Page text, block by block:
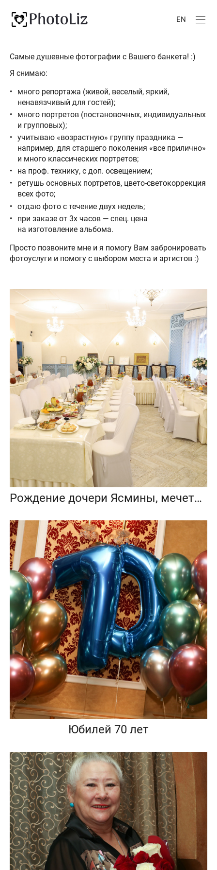
EN
Самые душевные фотографии с Вашего банкета! :)
Я снимаю:
много репортажа (живой, веселый, яркий,
ненавязчивый для гостей);
много портретов (постановочных, индивидуальных
и групповых);
учитываю «возрастную» группу праздника —
например, для старшего поколения «все прилично»
и много классических портретов;
на проф. технику, с доп. освещением;
ретушь основных портретов, цвето-светокоррекция
всех фото;
отдаю фото с течение двух недель;
при заказе от 3х часов — спец. цена
на изготовление альбома.
Просто позвоните мне и я помогу Вам забронировать
фотоуслуги и помогу с выбором места и артистов :)
Рождение дочери Ясмины, мечеть Шамиль
Юбилей 70 лет